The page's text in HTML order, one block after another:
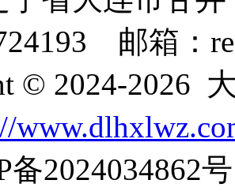
邮箱：
© 2024-2026
备2024034862号